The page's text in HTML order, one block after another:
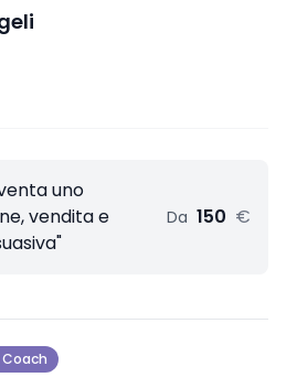
uno
vendita e
Da 150 €